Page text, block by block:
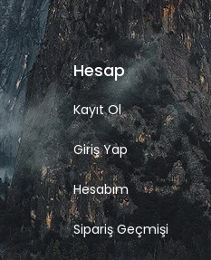
Hesap
Kayıt Ol
Giriş Yap
Hesabım
Sipariş Geçmişi